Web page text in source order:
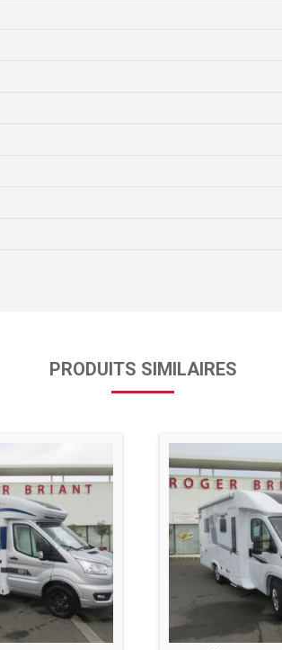
PRODUITS SIMILAIRES